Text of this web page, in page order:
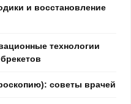
и восстановление
технологии
советы врачей